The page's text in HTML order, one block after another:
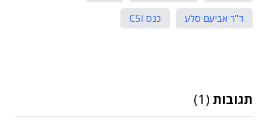
ד"ר אביעם סלע כנס C5I
תגובות (1)